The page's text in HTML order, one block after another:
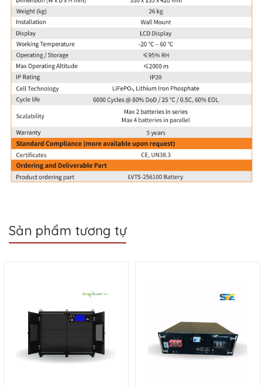
Sản phẩm tương tự